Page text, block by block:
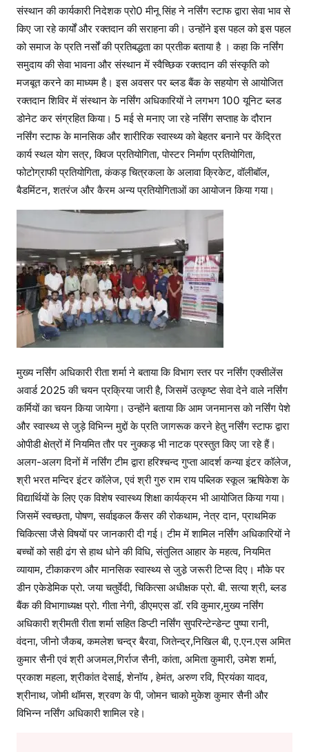
संस्थान की कार्यकारी निदेशक प्रो0 मीनू सिंह ने नर्सिंग स्टाफ द्वारा सेवा भाव से
किए जा रहे कार्यों और रक्तदान की सराहना की। उन्होंने इस पहल को इस पहल
को समाज के प्रति नर्सों की प्रतिबद्धता का प्रतीक बताया है । कहा कि नर्सिंग
समुदाय की सेवा भावना और संस्थान में स्वैच्छिक रक्तदान की संस्कृति को
मजबूत करने का माध्यम है। इस अवसर पर ब्लड बैंक के सहयोग से आयोजित
रक्तदान शिविर में संस्थान के नर्सिंग अधिकारियों ने लगभग 100 यूनिट ब्लड
डोनेट कर संग्रहित किया। 5 मई से मनाए जा रहे नर्सिंग सप्ताह के दौरान
नर्सिंग स्टाफ के मानसिक और शारीरिक स्वास्थ्य को बेहतर बनाने पर केंद्रित
कार्य स्थल योग सत्र, क्विज प्रतियोगिता, पोस्टर निर्माण प्रतियोगिता,
फोटोग्राफी प्रतियोगिता, कंकड़ चित्रकला के अलावा क्रिकेट, वॉलीबॉल,
बैडमिंटन, शतरंज और कैरम अन्य प्रतियोगिताओं का आयोजन किया गया।
मुख्य नर्सिंग अधिकारी रीता शर्मा ने बताया कि विभाग स्तर पर नर्सिंग एक्सीलेंस
अवार्ड 2025 की चयन प्रक्रिया जारी है, जिसमें उत्कृष्ट सेवा देने वाले नर्सिंग
कर्मियों का चयन किया जायेगा। उन्होंने बताया कि आम जनमानस को नर्सिंग पेशे
और स्वास्थ्य से जुड़े विभिन्न मुद्दों के प्रति जागरूक करने हेतु नर्सिंग स्टाफ द्वारा
ओपीडी क्षेत्रों में नियमित तौर पर नुक्कड़ भी नाटक प्रस्तुत किए जा रहे हैं।
अलग-अलग दिनों में नर्सिंग टीम द्वारा हरिश्चन्द गुप्ता आदर्श कन्या इंटर कॉलेज,
श्री भरत मन्दिर इंटर कॉलेज, एवं श्री गुरु राम राय पब्लिक स्कूल ऋषिकेश के
विद्यार्थियों के लिए एक विशेष स्वास्थ्य शिक्षा कार्यक्रम भी आयोजित किया गया।
जिसमें स्वच्छता, पोषण, सर्वाइकल कैंसर की रोकथाम, नेत्र दान, प्राथमिक
चिकित्सा जैसे विषयों पर जानकारी दी गई। टीम में शामिल नर्सिंग अधिकारियों ने
बच्चों को सही ढंग से हाथ धोने की विधि, संतुलित आहार के महत्व, नियमित
व्यायाम, टीकाकरण और मानसिक स्वास्थ्य से जुडे़ जरूरी टिप्स दिए। मौके पर
डीन एकेडेमिक प्रो. जया चतुर्वेदी, चिकित्सा अधीक्षक प्रो. बी. सत्या श्री, ब्लड
बैंक की विभागाध्यक्ष प्रो. गीता नेगी, डीएमएस डॉ. रवि कुमार,मुख्य नर्सिंग
अधिकारी श्रीमती रीता शर्मा सहित डिप्टी नर्सिंग सुपरिन्टेन्डेन्ट पुष्पा रानी,
वंदना, जीनो जैकब, कमलेश चन्द्र बैरवा, जितेन्द्र,निखिल बी, ए.एन.एस अमित
कुमार सैनी एवं श्री अजमल,गिर्राज सैनी, कांता, अमिता कुमारी, उमेश शर्मा,
प्रकाश महला, श्रीकांत देसाई, शेनॉय , हेमंत, अरुण रवि, प्रियंका यादव,
श्रीनाथ, जोमी थॉमस, श्रवण के पी, जोमन चाको मुकेश कुमार सैनी और
विभिन्न नर्सिंग अधिकारी शामिल रहे।